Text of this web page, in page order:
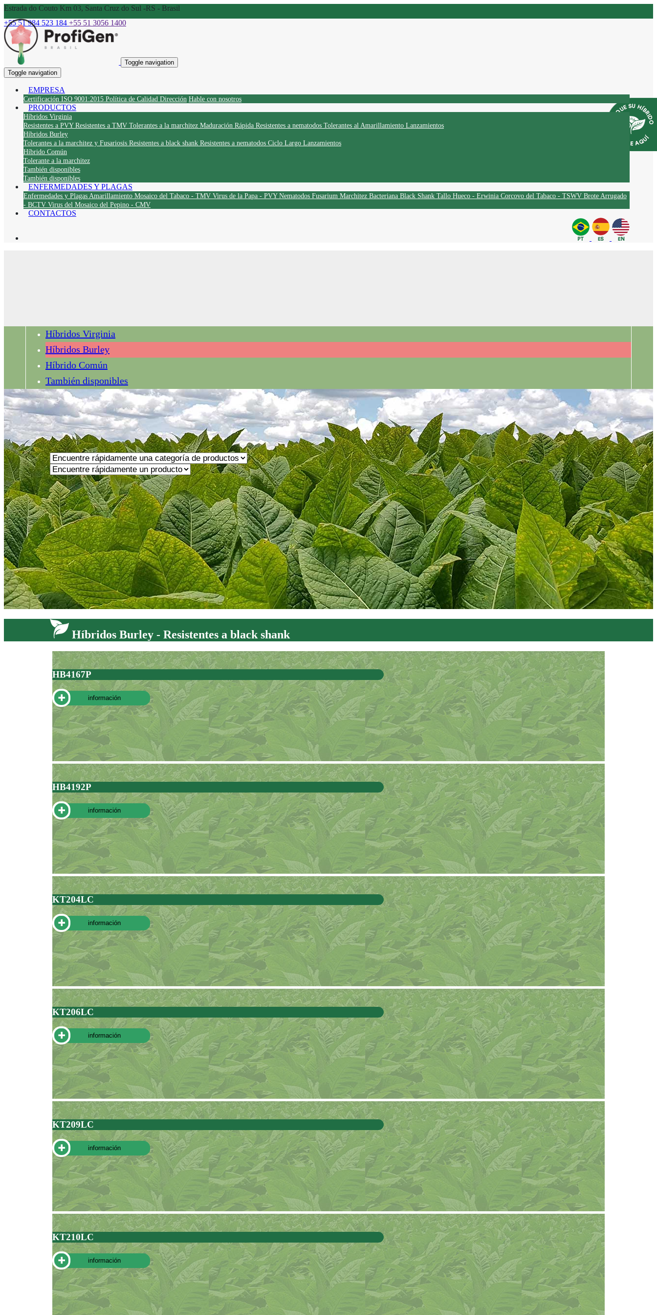
Estrada do Couto Km 03, Santa Cruz do Sul -RS - Brasil
+55 51 984 523 184 +55 51 3056 1400
Toggle navigation
Toggle navigation
EMPRESA
Certificación ISO 9001:2015 Política de Calidad Dirección Hable con nosotros
PRODUCTOS
Híbridos Virginia
Resistentes a PVY Resistentes a TMV Tolerantes a la marchitez Maduración Rápida Resistentes a nematodos Tolerantes al Amarillamiento Lanzamientos
Híbridos Burley
Tolerantes a la marchitez y Fusariosis Resistentes a black shank Resistentes a nematodos Ciclo Largo Lanzamientos
Híbrido Común
Tolerante a la marchitez
También disponibles
También disponibles
ENFERMEDADES Y PLAGAS
Enfermedades y Plagas Amarillamiento Mosaico del Tabaco - TMV Virus de la Papa - PVY Nematodos Fusarium Marchitez Bacteriana Black Shank Tallo Hueco - Erwinia Corcovo del Tabaco - TSWV Brote Arrugado
- BCTV Virus del Mosaico del Pepino - CMV
CONTACTOS
Híbridos Virginia
Híbridos Burley
Híbrido Común
También disponibles
Híbridos Burley - Resistentes a black shank
HB4167P
información
HB4192P
información
KT204LC
información
KT206LC
información
KT209LC
información
KT210LC
información